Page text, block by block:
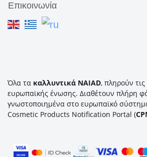
Επικοινωνία
Όλα τα καλλυντικά NAIAD, πληρούν
ευρωπαϊκής ένωσης. Διαθέτουν πλήρη
γνωστοποιημένα στο ευρωπαϊκό
Cosmetic Products Notification Portal (